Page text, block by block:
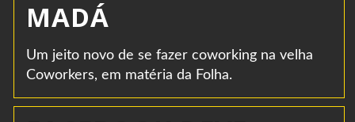
MADÁ
Um jeito novo de se fazer coworking na velha
Coworkers, em matéria da Folha.